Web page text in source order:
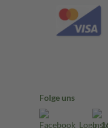
Folge uns